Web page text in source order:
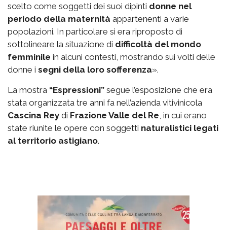
scelto come soggetti dei suoi dipinti donne nel
periodo della maternità appartenenti a varie
popolazioni. In particolare si era riproposto di
sottolineare la situazione di difficoltà del mondo
femminile in alcuni contesti, mostrando sui volti delle
donne i segni della loro sofferenza».
La mostra “Espressioni” segue l’esposizione che era
stata organizzata tre anni fa nell’azienda vitivinicola
Cascina Rey di Frazione Valle del Re , in cui erano
state riunite le opere con soggetti naturalistici legati
al territorio astigiano.